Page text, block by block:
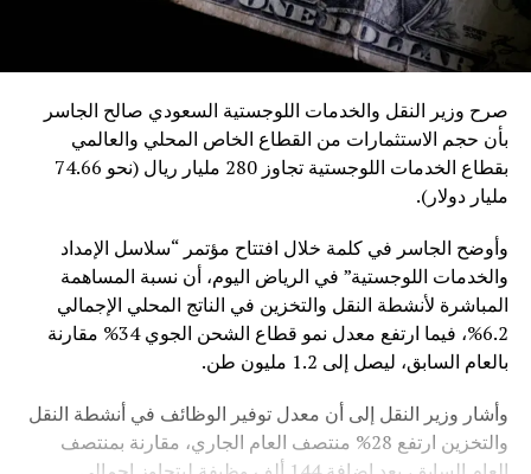
صرح وزير النقل والخدمات اللوجستية السعودي صالح الجاسر
بأن حجم الاستثمارات من القطاع الخاص المحلي والعالمي
بقطاع الخدمات اللوجستية تجاوز 280 مليار ريال (نحو 74.66
مليار دولار).
وأوضح الجاسر في كلمة خلال افتتاح مؤتمر “سلاسل الإمداد
والخدمات اللوجستية” في الرياض اليوم، أن نسبة المساهمة
المباشرة لأنشطة النقل والتخزين في الناتج المحلي الإجمالي
6.2%، فيما ارتفع معدل نمو قطاع الشحن الجوي 34% مقارنة
بالعام السابق، ليصل إلى 1.2 مليون طن.
وأشار وزير النقل إلى أن معدل توفير الوظائف في أنشطة النقل
والتخزين ارتفع 28% منتصف العام الجاري، مقارنة بمنتصف